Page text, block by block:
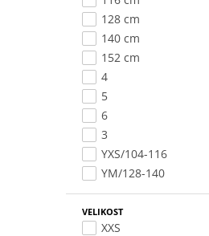
128 cm
140 cm
152 cm
4
5
6
3
YXS/104-116
YM/128-140
VELIKOST
XXS